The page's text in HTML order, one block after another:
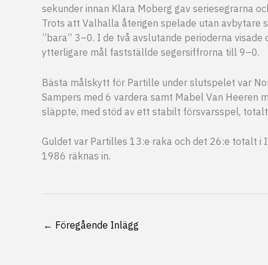
sekunder innan Klara Moberg gav seriesegrarna
Trots att Valhalla återigen spelade utan avbytare
”bara” 3–0. I de två avslutande perioderna
ytterligare mål fastställde segersiffrorna till 9–0.
Bästa målskytt för Partille under slutspelet var
Sampers med 6 vardera samt Mabel Van Heeren
släppte, med stöd av ett stabilt försvarsspel,
Guldet var Partilles 13:e raka och det 26:e totalt
1986 räknas in.
← Föregående Inlägg